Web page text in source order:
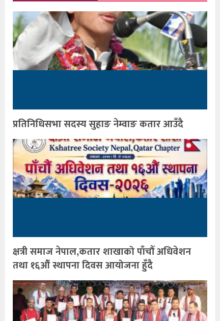
प्रतिनिधिसभा सदस्य सुहाङ नेम्वाङ कतार आउँदै
क्षत्री समाज नेपाल,कतार शाखाको पाँचौँ अधिवेशन
तथा १६औँ स्थापना दिवस आयोजना हुँदै